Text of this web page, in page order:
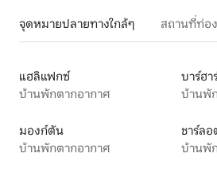
จุดหมายปลายทางใกล้ๆ สถานที่ท่อ
แฮลิแฟกซ์
บ้านพักตากอากาศ
บาร์ฮา
บ้านพั
มองก์ตัน
บ้านพักตากอากาศ
ชาร์ล
บ้านพั